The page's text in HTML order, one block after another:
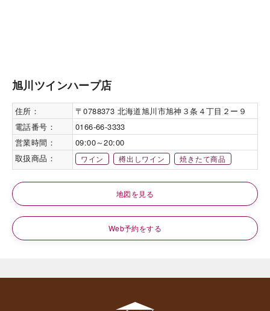
旭川ツインハープ店
住所：
〒0788373 北海道旭川市旭神３条４丁目２ー９
電話番号：
0166-66-3333
営業時間：
09:00～20:00
取扱商品：
ワイン 樽出しワイン 焼きたて商品
地図を見る
Web予約をする